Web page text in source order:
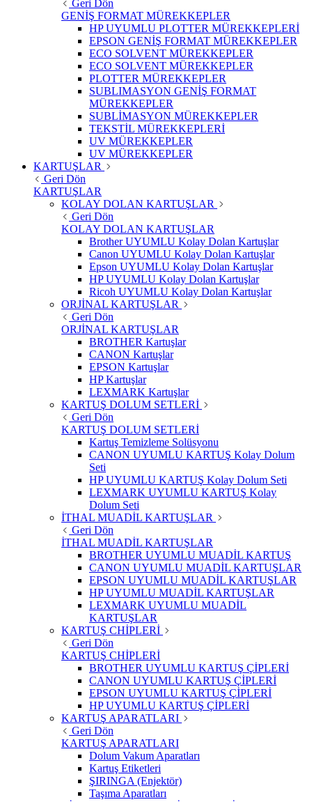
Geri Dön
GENİŞ FORMAT MÜREKKEPLER
HP UYUMLU PLOTTER MÜREKKEPLERİ
EPSON GENİŞ FORMAT MÜREKKEPLER
ECO SOLVENT MÜREKKEPLER
ECO SOLVENT MÜREKKEPLER
PLOTTER MÜREKKEPLER
SUBLIMASYON GENİŞ FORMAT
MÜREKKEPLER
SUBLİMASYON MÜREKKEPLER
TEKSTİL MÜREKKEPLERİ
UV MÜREKKEPLER
UV MÜREKKEPLER
KARTUŞLAR
Geri Dön
KARTUŞLAR
KOLAY DOLAN KARTUŞLAR
Geri Dön
KOLAY DOLAN KARTUŞLAR
Brother UYUMLU Kolay Dolan Kartuşlar
Canon UYUMLU Kolay Dolan Kartuşlar
Epson UYUMLU Kolay Dolan Kartuşlar
HP UYUMLU Kolay Dolan Kartuşlar
Ricoh UYUMLU Kolay Dolan Kartuşlar
ORJİNAL KARTUŞLAR
Geri Dön
ORJİNAL KARTUŞLAR
BROTHER Kartuşlar
CANON Kartuşlar
EPSON Kartuşlar
HP Kartuşlar
LEXMARK Kartuşlar
KARTUŞ DOLUM SETLERİ
Geri Dön
KARTUŞ DOLUM SETLERİ
Kartuş Temizleme Solüsyonu
CANON UYUMLU KARTUŞ Kolay Dolum
Seti
HP UYUMLU KARTUŞ Kolay Dolum Seti
LEXMARK UYUMLU KARTUŞ Kolay
Dolum Seti
İTHAL MUADİL KARTUŞLAR
Geri Dön
İTHAL MUADİL KARTUŞLAR
BROTHER UYUMLU MUADİL KARTUŞ
CANON UYUMLU MUADİL KARTUŞLAR
EPSON UYUMLU MUADİL KARTUŞLAR
HP UYUMLU MUADİL KARTUŞLAR
LEXMARK UYUMLU MUADİL
KARTUŞLAR
KARTUŞ CHİPLERİ
Geri Dön
KARTUŞ CHİPLERİ
BROTHER UYUMLU KARTUŞ ÇİPLERİ
CANON UYUMLU KARTUŞ ÇİPLERİ
EPSON UYUMLU KARTUŞ ÇİPLERİ
HP UYUMLU KARTUŞ ÇİPLERİ
KARTUŞ APARATLARI
Geri Dön
KARTUŞ APARATLARI
Dolum Vakum Aparatları
Kartuş Etiketleri
ŞIRINGA (Enjektör)
Taşıma Aparatları